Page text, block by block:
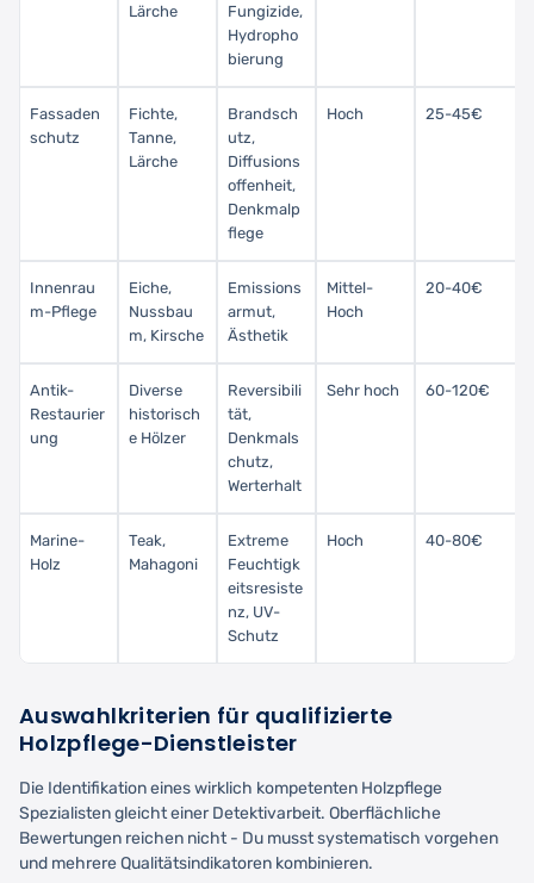
Lärche
Fungizide,
Hydropho
bierung
Fassaden
schutz
Fichte,
Tanne,
Lärche
Brandsch
utz,
Diffusions
offenheit,
Denkmalp
flege
Hoch 25-45€
Innenrau
m-Pflege
Eiche,
Nussbau
m, Kirsche
Emissions
armut,
Ästhetik
Mittel-
Hoch
20-40€
Antik-
Restaurier
ung
Diverse
historisch
e Hölzer
Reversibili
tät,
Denkmals
chutz,
Werterhalt
Sehr hoch 60-120€
Marine-
Holz
Teak,
Mahagoni
Extreme
Feuchtigk
eitsresiste
nz, UV-
Schutz
Hoch 40-80€
Auswahlkriterien für qualifizierte
Holzpflege-Dienstleister
Die Identifikation eines wirklich kompetenten Holzpflege
Spezialisten gleicht einer Detektivarbeit. Oberflächliche
Bewertungen reichen nicht - Du musst systematisch vorgehen
und mehrere Qualitätsindikatoren kombinieren.